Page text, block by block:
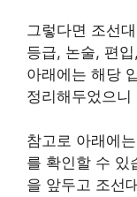
그렇다면 조선
등급, 논술, 편
아래에는 해당
정리해두었으
참고로 아래에
를 확인할 수 있
을 앞두고 조선